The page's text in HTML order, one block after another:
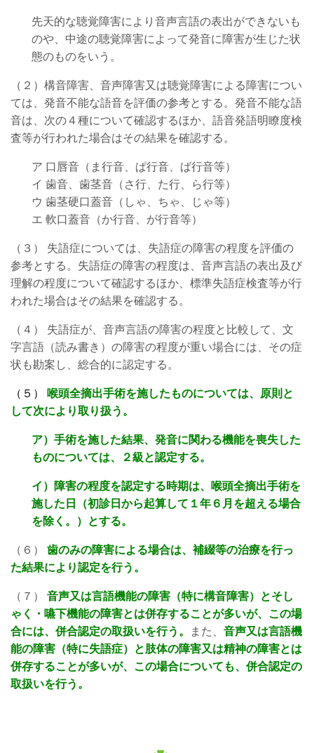
先天的な聴覚障害により音声言語の表出ができないも
のや、中途の聴覚障害によって発音に障害が生じた状
態のものをいう。
（２）構音障害、音声障害又は聴覚障害による障害につい
ては、発音不能な語音を評価の参考とする。発音不能な語
音は、次の４種について確認するほか、語音発語明瞭度検
査等が行われた場合はその結果を確認する。
ア 口唇音（ま行音、ぱ行音、ば行音等）
イ 歯音、歯茎音（さ行、た行、ら行等）
ウ 歯茎硬口蓋音（しゃ、ちゃ、じゃ等）
エ 軟口蓋音（か行音、が行音等）
（３） 失語症については、失語症の障害の程度を評価の
参考とする。失語症の障害の程度は、音声言語の表出及び
理解の程度について確認するほか、標準失語症検査等が行
われた場合はその結果を確認する。
（４） 失語症が、音声言語の障害の程度と比較して、文
字言語（読み書き）の障害の程度が重い場合には、その症
状も勘案し、総合的に認定する。
（５）
喉頭全摘出手術を施したものについては、原則と
して次により取り扱う。
ア）手術を施した結果、発音に関わる機能を喪失した
ものについては、２級と認定する。
イ）障害の程度を認定する時期は、喉頭全摘出手術を
施した日（初診日から起算して１年６月を超える場合
を除く。）とする。
（６） 歯のみの障害による場合は、補綴等の治療を行っ
た結果により認定を行う。
（７）
音声又は言語機能の障害（特に構音障害）とそし
ゃく・嚥下機能の障害とは併存することが多いが、この場
合には、併合認定の取扱いを行う。
また、 音声又は言語機
能の障害（特に失語症）と肢体の障害又は精神の障害とは
併存することが多いが、この場合についても、併合認定の
取扱いを行う。